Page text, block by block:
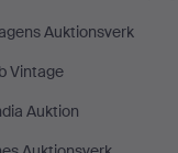
Auktionsverk
Vintage
Auktion